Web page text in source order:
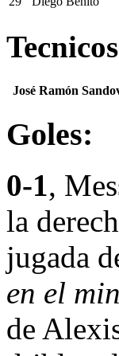
José Ramón
Goles:
0-1,
la
jugada
en el
de